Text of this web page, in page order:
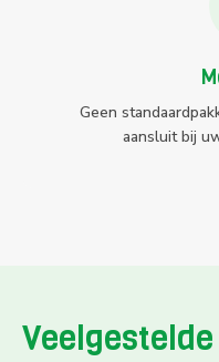
Geen
aansluit bij